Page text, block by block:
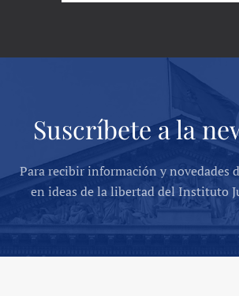
Suscríbete a la
Para recibir información y novedades
en ideas de la libertad del Instituto